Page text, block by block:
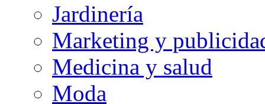
Jardinería
Marketing y
Medicina y salud
Moda